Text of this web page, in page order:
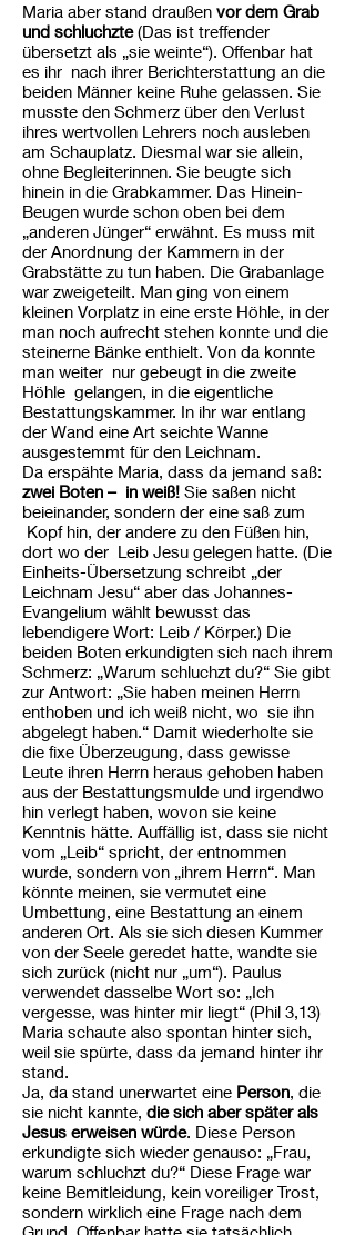
Maria aber stand draußen vor dem Grab
und schluchzte(Das ist treffender
übersetzt als „sie weinte“). Offenbar hat
es ihr nach ihrer Berichterstattung an die
beiden Männer keine Ruhe gelassen. Sie
musste den Schmerz über den Verlust
ihres wertvollen Lehrers noch ausleben
am Schauplatz. Diesmal war sie allein,
ohne Begleiterinnen. Sie beugte sich
hinein in die Grabkammer. Das Hinein-
Beugen wurde schon oben bei dem
„anderen Jünger“ erwähnt. Es muss mit
der Anordnung der Kammern in der
Grabstätte zu tun haben. Die Grabanlage
war zweigeteilt. Man ging von einem
kleinen Vorplatz in eine erste Höhle, in der
man noch aufrecht stehen konnte und die
steinerne Bänke enthielt. Von da konnte
man weiter nur gebeugt in die zweite
Höhle gelangen, in die eigentliche
Bestattungskammer. In ihr war entlang
der Wand eine Art seichte Wanne
ausgestemmt für den Leichnam.
Da erspähte Maria, dass da jemand saß:
zwei Boten – in weiß! Sie saßen nicht
beieinander, sondern der eine saß zum
Kopf hin, der andere zu den Füßen hin,
dort wo der Leib Jesu gelegen hatte. (Die
Einheits-Übersetzung schreibt „der
Leichnam Jesu“ aber das Johannes-
Evangelium wählt bewusst das
lebendigere Wort: Leib / Körper.) Die
beiden Boten erkundigten sich nach ihrem
Schmerz: „Warum schluchzt du?“ Sie gibt
zur Antwort: „Sie haben meinen Herrn
enthoben und ich weiß nicht, wo sie ihn
abgelegt haben.“ Damit wiederholte sie
die fixe Überzeugung, dass gewisse
Leute ihren Herrn heraus gehoben haben
aus der Bestattungsmulde und irgendwo
hin verlegt haben, wovon sie keine
Kenntnis hätte. Auffällig ist, dass sie nicht
vom „Leib“ spricht, der entnommen
wurde, sondern von „ihrem Herrn“. Man
könnte meinen, sie vermutet eine
Umbettung, eine Bestattung an einem
anderen Ort. Als sie sich diesen Kummer
von der Seele geredet hatte, wandte sie
sich zurück (nicht nur „um“). Paulus
verwendet dasselbe Wort so: „Ich
vergesse, was hinter mir liegt“ (Phil 3,13)
Maria schaute also spontan hinter sich,
weil sie spürte, dass da jemand hinter ihr
stand.
Ja, da stand unerwartet eine Person, die
sie nicht kannte, die sich aber später als
Jesus erweisen würde. Diese Person
erkundigte sich wieder genauso: „Frau,
warum schluchzt du?“ Diese Frage war
keine Bemitleidung, kein voreiliger Trost,
sondern wirklich eine Frage nach dem